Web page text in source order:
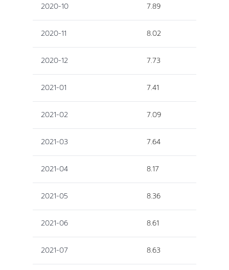
2020-10 7.89
2020-11 8.02
2020-12 7.73
2021-01 7.41
2021-02 7.09
2021-03 7.64
2021-04 8.17
2021-05 8.36
2021-06 8.61
2021-07 8.63